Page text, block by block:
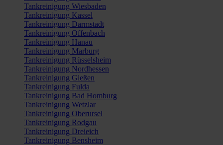
Tankreinigung Wiesbaden
Tankreinigung Kassel
Tankreinigung Darmstadt
Tankreinigung Offenbach
Tankreinigung Hanau
Tankreinigung Marburg
Tankreinigung Rüsselsheim
Tankreinigung Nordhessen
Tankreinigung Gießen
Tankreinigung Fulda
Tankreinigung Bad Homburg
Tankreinigung Wetzlar
Tankreinigung Oberursel
Tankreinigung Rodgau
Tankreinigung Dreieich
Tankreinigung Bensheim